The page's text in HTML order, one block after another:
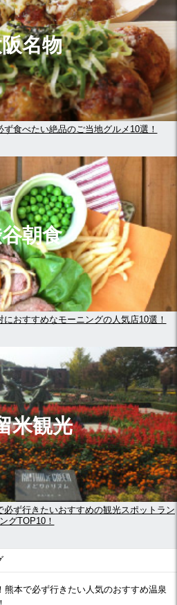
名物
食べたい絶品のご当地グルメ10選！
朝食
おすすめなモーニングの人気店10選！
米観光
必ず行きたいおすすめの観光スポットラン
グTOP10！
熊本で必ず行きたい人気のおすすめ温泉